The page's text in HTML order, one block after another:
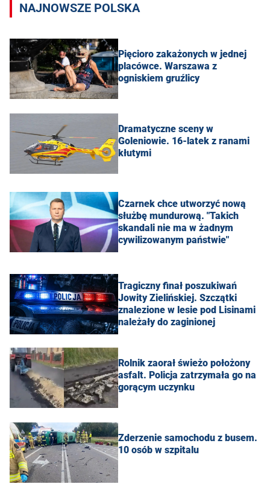
NAJNOWSZE POLSKA
Pięcioro zakażonych w jednej
placówce. Warszawa z
ogniskiem gruźlicy
Dramatyczne sceny w
Goleniowie. 16-latek z ranami
kłutymi
Czarnek chce utworzyć nową
służbę mundurową. "Takich
skandali nie ma w żadnym
cywilizowanym państwie"
Tragiczny finał poszukiwań
Jowity Zielińskiej. Szczątki
znalezione w lesie pod Lisinami
należały do zaginionej
Rolnik zaorał świeżo położony
asfalt. Policja zatrzymała go na
gorącym uczynku
Zderzenie samochodu z busem.
10 osób w szpitalu